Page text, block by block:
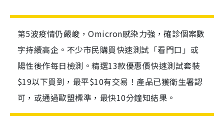
第5波疫情仍嚴峻，Omicron感染力強，確診個案數
字持續高企。不少市民購買快速測試「看門口」或
陽性後作每日檢測。精選13款優惠價快速測試套裝
$19以下買到，最平$10有交易！產品已獲衛生署認
可，或通過歐盟標準，最快10分鐘知結果。